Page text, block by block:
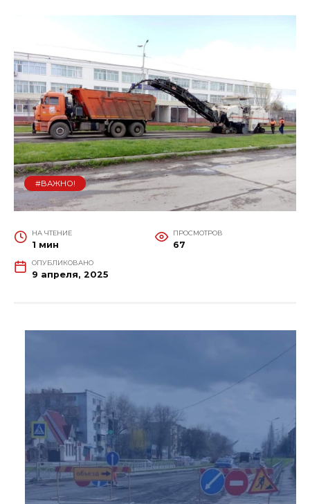
#ВАЖНО!
НА ЧТЕНИЕ
1 мин
ПРОСМОТРОВ
67
ОПУБЛИКОВАНО
9 апреля, 2025